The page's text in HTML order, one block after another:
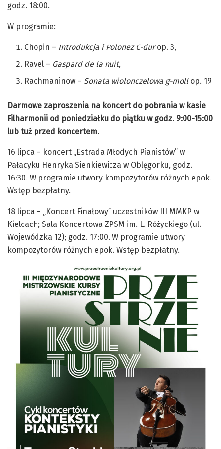
godz. 18:00.
W programie:
Chopin – Introdukcja i Polonez C-durop. 3,
Ravel – Gaspard de la nuit,
Rachmaninow – Sonata wiolonczelowa g-mollop. 19
Darmowe zaproszenia na koncert do pobrania w kasie
Filharmonii od poniedziałku do piątku w godz. 9:00-15:00
lub tuż przed koncertem.
16 lipca – koncert „Estrada Młodych Pianistów” w
Pałacyku Henryka Sienkiewicza w Oblęgorku, godz.
16:30. W programie utwory kompozytorów różnych epok.
Wstęp bezpłatny.
18 lipca – „Koncert Finałowy” uczestników III MMKP w
Kielcach; Sala Koncertowa ZPSM im. L. Różyckiego (ul.
Wojewódzka 12); godz. 17:00. W programie utwory
kompozytorów różnych epok. Wstęp bezpłatny.